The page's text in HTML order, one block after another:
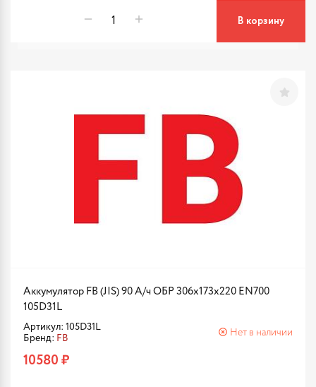
В корзину
Аккумулятор FB (JIS) 90 А/ч ОБР 306x173x220 EN700
105D31L
Артикул: 105D31L
Бренд: FB
Нет в наличии
10580 ₽